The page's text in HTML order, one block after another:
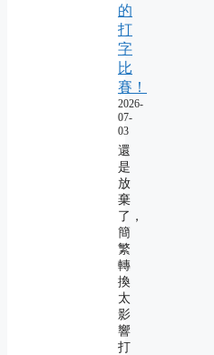
的
打
字
比
賽！
2026-
07-
03
還
是
放
棄
了，
簡
繁
轉
換
太
影
響
打